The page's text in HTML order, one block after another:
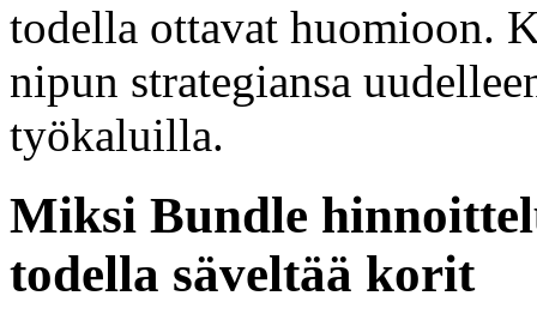
todella ottavat huomioon.
nipun strategiansa
työkaluilla.
Miksi Bundle
todella säveltää korit